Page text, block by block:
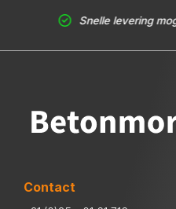
Snelle levering mogelijk
Contact